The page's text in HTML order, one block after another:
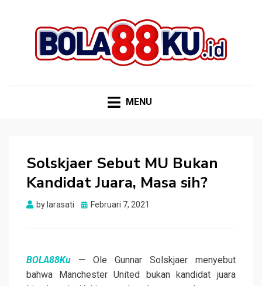
MENU
Solskjaer Sebut MU Bukan
Kandidat Juara, Masa sih?
by larasati
Posted
Februari 7, 2021
BOLA88Ku — Ole Gunnar Solskjaer menyebut
bahwa Manchester United bukan kandidat juara